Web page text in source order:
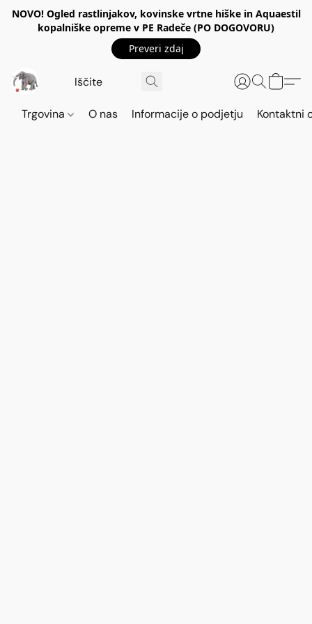
NOVO! Ogled rastlinjakov, kovinske vrtne hiške in Aquaestil
kopalniške opreme v PE Radeče (PO DOGOVORU)
Preveri zdaj
Trgovina O nas Informacije o podjetju Kontaktni